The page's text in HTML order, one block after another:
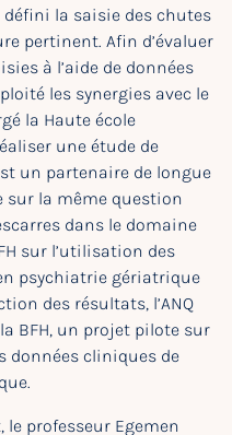
la saisie des chutes
pertinent. Afin d’évaluer
à l’aide de données
les synergies avec le
la Haute école
une étude de
un partenaire de longue
sur la même question
dans le domaine
sur l’utilisation des
psychiatrie gériatrique
des résultats, l’ANQ
BFH, un projet pilote sur
données cliniques de
le professeur Egemen